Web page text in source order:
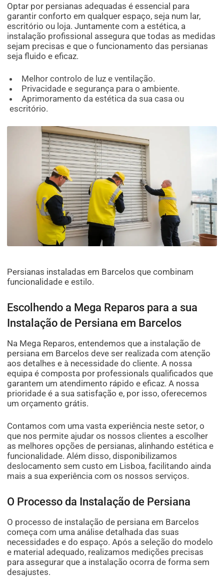
Optar por persianas adequadas é essencial para
garantir conforto em qualquer espaço, seja num lar,
escritório ou loja. Juntamente com a estética, a
instalação profissional assegura que todas as medidas
sejam precisas e que o funcionamento das persianas
seja fluido e eficaz.
Melhor controlo de luz e ventilação.
Privacidade e segurança para o ambiente.
Aprimoramento da estética da sua casa ou
escritório.
Persianas instaladas em Barcelos que combinam
funcionalidade e estilo.
Escolhendo a Mega Reparos para a sua
Instalação de Persiana em Barcelos
Na Mega Reparos, entendemos que a instalação de
persiana em Barcelos deve ser realizada com atenção
aos detalhes e à necessidade do cliente. A nossa
equipa é composta por professionals qualificados que
garantem um atendimento rápido e eficaz. A nossa
prioridade é a sua satisfação e, por isso, oferecemos
um orçamento grátis.
Contamos com uma vasta experiência neste setor, o
que nos permite ajudar os nossos clientes a escolher
as melhores opções de persianas, alinhando estética e
funcionalidade. Além disso, disponibilizamos
deslocamento sem custo em Lisboa, facilitando ainda
mais a sua experiência com os nossos serviços.
O Processo da Instalação de Persiana
O processo de instalação de persiana em Barcelos
começa com uma análise detalhada das suas
necessidades e do espaço. Após a seleção do modelo
e material adequado, realizamos medições precisas
para assegurar que a instalação ocorra de forma sem
desajustes.